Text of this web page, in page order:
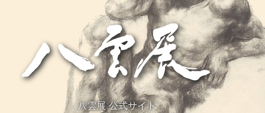
八雲展 公式サイト